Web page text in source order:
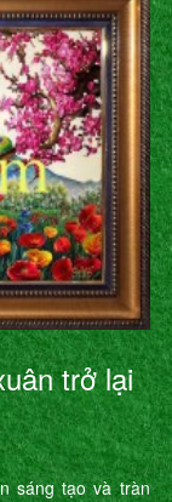
trở lại
sáng tạo và tràn